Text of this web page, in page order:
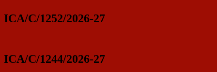
ICA/C/1252/2026-27
ICA/C/1244/2026-27